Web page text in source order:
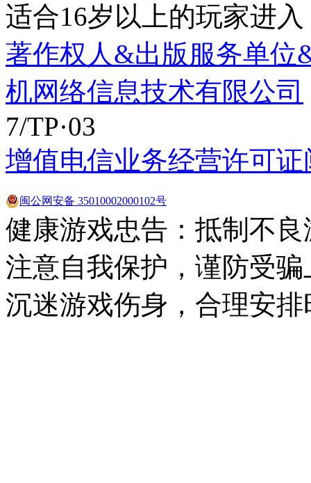
适合16岁以上的玩家进入
著作权人&出版服务单位
机网络信息技术有限公司
7/TP·03
增值电信业务经营许可证
闽公网安备 35010002000102号
健康游戏忠告：抵制不
注意自我保护，谨防受
沉迷游戏伤身，合理安